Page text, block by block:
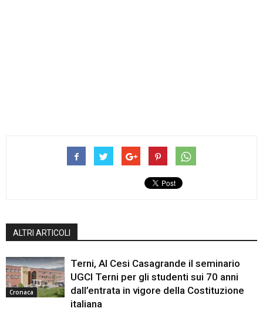
ALTRI ARTICOLI
Cronaca
Terni, Al Cesi Casagrande il seminario
UGCI Terni per gli studenti sui 70 anni
dall’entrata in vigore della Costituzione
italiana